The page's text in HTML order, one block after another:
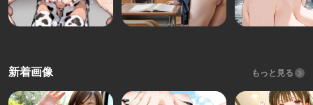
新着画像 もっと見る